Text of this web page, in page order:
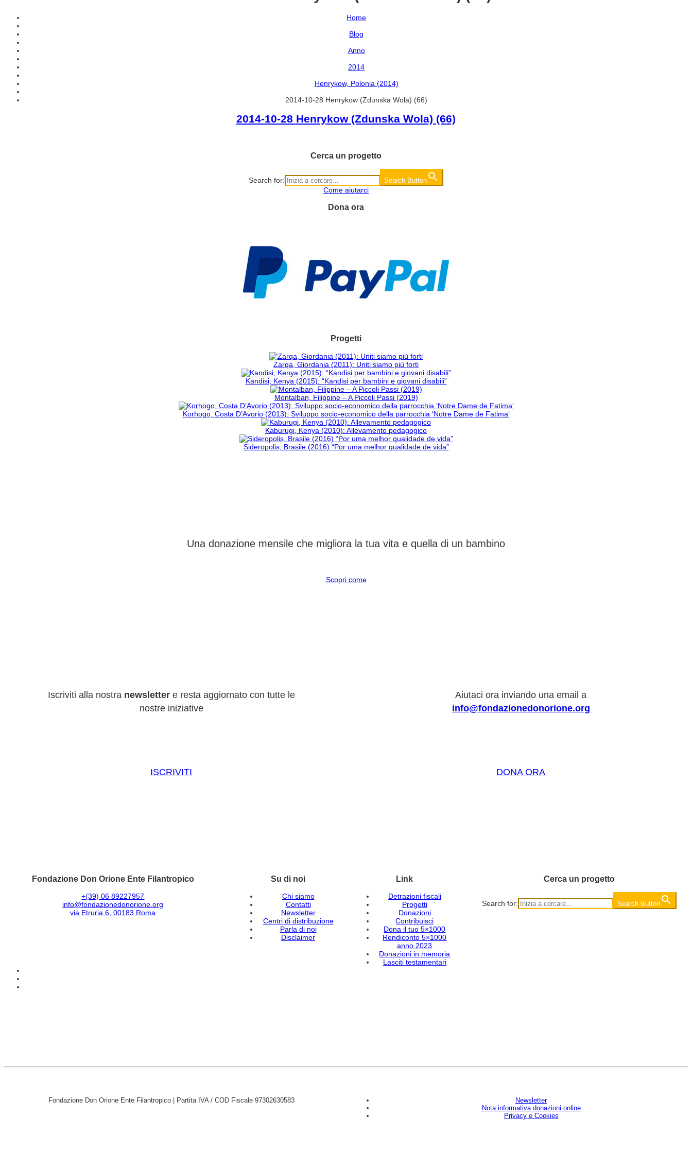
Home
Blog
Anno
2014
Henrykow, Polonia (2014)
2014-10-28 Henrykow (Zdunska Wola) (66)
2014-10-28 Henrykow (Zdunska Wola) (66)
Cerca un progetto
Search for: Search Button
Come aiutarci
Dona ora
Progetti
Zarqa, Giordania (2011): Uniti siamo più forti
Kandisi, Kenya (2015): “Kandisi per bambini e giovani disabili”
Montalban, Filippine – A Piccoli Passi (2019)
Korhogo, Costa D’Avorio (2013): Sviluppo socio-economico della parrocchia ‘Notre Dame de Fatima’
Kaburugi, Kenya (2010): Allevamento pedagogico
Sideropolis, Brasile (2016) “Por uma melhor qualidade de vida”
Una donazione mensile che migliora la tua vita e quella di un bambino
Scopri come
Iscriviti alla nostra newslettere resta aggiornato con tutte le
nostre iniziative
ISCRIVITI
Aiutaci ora inviando una email a
info@fondazionedonorione.org
DONA ORA
Fondazione Don Orione Ente Filantropico
+(39) 06 89227957
info@fondazionedonorione.org
via Etruria 6, 00183 Roma
Su di noi
Chi siamo
Contatti
Newsletter
Centri di distribuzione
Parla di noi
Disclaimer
Link
Detrazioni fiscali
Progetti
Donazioni
Contribuisci
Dona il tuo 5×1000
Rendiconto 5×1000
anno 2023
Donazioni in memoria
Lasciti testamentari
Cerca un progetto
Search for: Search Button
Fondazione Don Orione Ente Filantropico | Partita IVA / COD Fiscale 97302630583
Newsletter
Nota informativa donazioni online
Privacy e Cookies